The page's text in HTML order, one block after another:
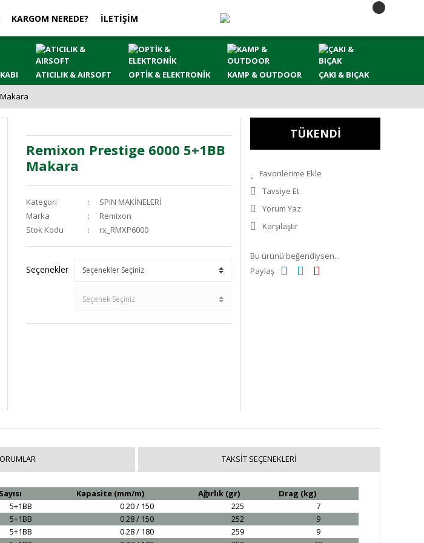
KARGOM NEREDE? İLETİŞİM
ATICILIK & AIRSOFT OPTİK & ELEKTRONİK KAMP & OUTDOOR
ÇAKI & BIÇAK
Remixon Prestige 6000 5+1BB
Makara
Kategori
SPIN MAKİNELERİ
Marka
Remixon
Stok Kodu
rx_RMXP6000
Seçenekler
TÜKENDİ
Tavsiye Et
Yorum Yaz
Karşılaştır
Bu ürünü beğendiysen...
Paylaş
TAKSIT SEÇENEKLERI
Kapasite (mm/m) Ağırlık (gr)
Drag (kg)
5+1BB 0.20 / 150 225
7
5+1BB 0.28 / 150 252
9
5+1BB 0.28 / 180 259
9